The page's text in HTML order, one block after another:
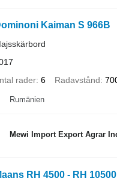
Kaiman S 966B
rader 6 Radavstånd
Rumänien
Mewi Import Export Agrar
RH 4500 - RH